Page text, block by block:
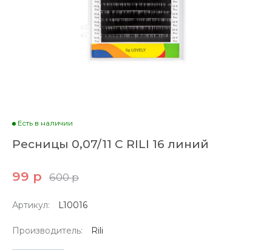
Есть в наличии
Ресницы 0,07/11 С RILI 16 линий
99 р 600 р
Артикул: L10016
Производитель: Rili